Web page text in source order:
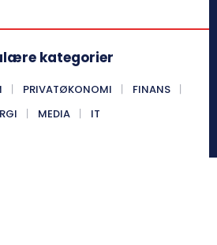
kategorier
PRIVATØKONOMI
FINANS
MEDIA IT